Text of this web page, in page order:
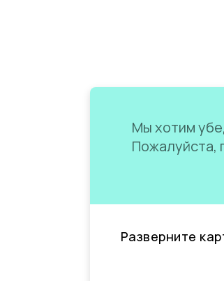
Мы хотим
Пожалуйста,
Разверните